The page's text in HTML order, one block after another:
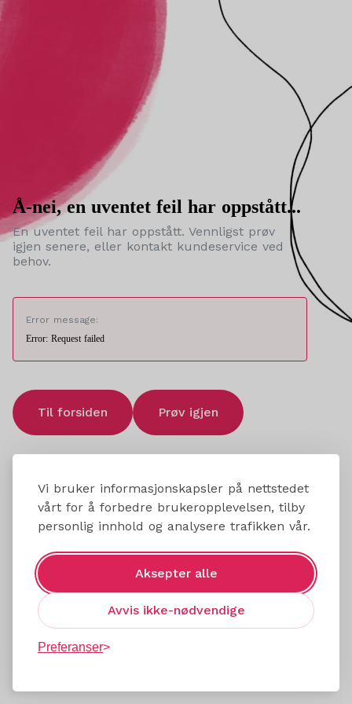
Vi bruker informasjonskapsler på nettstedet
vårt for å forbedre brukeropplevelsen, tilby
personlig innhold og analysere trafikken vår.
Aksepter alle
Avvis ikke-nødvendige
Preferanser
Å-nei, en uventet feil har oppstått...
En uventet feil har oppstått. Vennligst prøv
igjen senere, eller kontakt kundeservice ved
behov.
Error message:
Error: Request failed
Til forsiden Prøv igjen